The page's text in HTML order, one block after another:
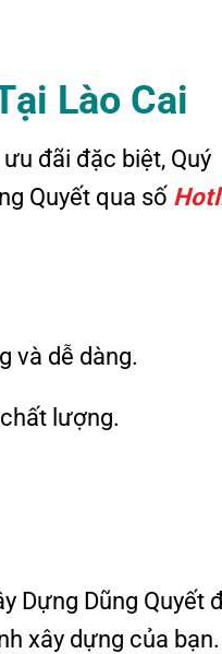
Lào Cai
đãi đặc biệt, Quý
Quyết qua số
và dễ dàng.
lượng.
Dựng Dũng Quyết
xây dựng của bạn.